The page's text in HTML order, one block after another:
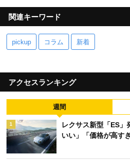
関連キーワード
pickup コラム 新着
アクセスランキング
週間
1
レクサス新型「ES」
いい」「価格が高す